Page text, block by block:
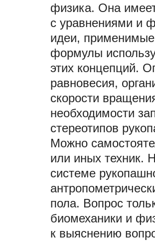
физика. Она
с уравнениями и
идеи, применимые
формулы
этих концепций.
равновесия,
скорости
необходимости
стереотипов
Можно
или иных техник.
системе
пола. Вопрос
биомеханики и
к выяснению